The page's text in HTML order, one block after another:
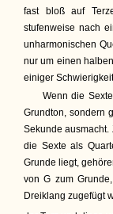
fast bloß auf
stufenweise nach
unharmonischen
nur um einen
einiger
Wenn die
Grundton, sondern
Sekunde ausmacht.
die Sexte als
Grunde liegt,
von G zum
Dreiklang zugefügt